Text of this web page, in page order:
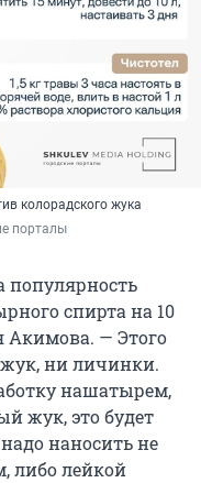
колорадского жука
порталы
популярность
спирта на 10
Акимова. — Этого
ни личинки.
нашатырем,
жук, это будет
наносить не
либо лейкой